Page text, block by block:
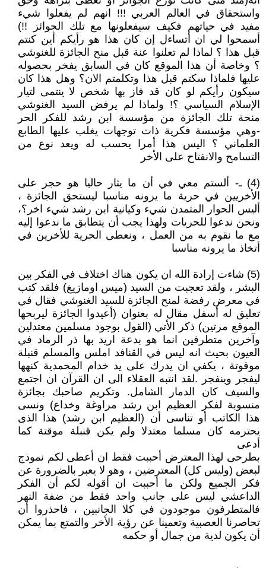
واستحقاق في العالم العربي !!! انهم لم يفعلوا شيء
مفيد في حياتهم فكيف سيفعلونها مع تلك الجوائز !!)
أسمحوا لي ان أتساءل إن كان هذا هو رأيكم أين كنتم
قبل هذا ؟ لماذا لم تعلنوا عنة قبل منح الجائزة للغنوشي
؟ وخاصة أن هذا الموقع كان في السابق يفخر بحصوله
عليها فلماذا سكتم قبل هذا وتكلمتم الان؟ وهل هذا كان
سيكون رأيكم لو كان قد فاز بها شخص لا ينتمى لتيار
الإسلام السياسي ؟! ولماذا لم يرفض السيد الغنوشي
منحة تلك الجائزة من مؤسسة ابن رشد للفكر الحر
-وهي مؤسسة فكرية ذات توجهات يغلب عليها الطابع
العلماني ؟ اليس هذا أمرا يحسب له ويعد نوع من
التسامح والانفتاح على الأخر
(4) ـ- ألستم معي في أن ما يثار حاليا هو حجر على
الأخريين في حرية ما يرونه مناسبا ليستحق الجائزة ،
أليس الحوار المتمدن شيء وكيانية ابن رشد شيء اخر؟،
ونحن ندعوا للحريات ولهذا يجب أن يتطابق ما ندعوا إليه
مع ما نقوم به من العمل ، ونعطى الحرية للأخرين في
أتخاذ ما يرونه مناسبا
(5) شاءت إرادة الله ان يكون هناك اختلاف في الفكر بين
البشر ، ولقد تعجبت من السيد (ميس اومازيغ) فلقد كتب
في معرض رفضة لمنح الجائزة للسيد الغنوشي فقال في
تعليق له أسفل مقال له بعنوان (أعيدوا الجائزة ليربحها
الموقع مرتين) ذكر الأتي (القول بوجود مسلمين معتدلين
وآخرين متطرفين انما هو بدعة اريد بها ذر الرماد في
العيون بحيث انه ليس في القنافد املس والمسلم قنبلة
موقوتة ، يكفي ان يدرك على يد خدام المحمدية كنهها
ليفجر وينفجر .لقد انتبه العقلاء الى ان القرآن ان اجتمع
والسيف كان الدمار الشامل. وتكريم صاحبك بجائزة
منسوبة لفكر العظيم ابن رشد مراوغة وخداع) ونسى
هذا الكاتب أو تناسى أن (العظيم ابن رشد) هذا الذى
يحترمه كان مسلما معتدلا ولم يكن قنبلة موقتة كما
أدعى
بطرحى لهذا المعترض أحببت فقط ان أعطى لكم نموذج
لبعض (وليس كل) المعترضين ، وهو لا يعبر بالضرورة عن
فكر الجميع ولكن ما أحببت ان أقوله لكم أن الفكر
الداعشي ليس على جانب واحد فقط من ضفة النهر
فالمتطرفون موجودون في كلا الجانبين ، فاحذروا أن
تحاصرنا العصبية وتعمينا عن رؤية الأخر والتمتع بما يمكن
أن يكون لدية من جمال أو حكمه